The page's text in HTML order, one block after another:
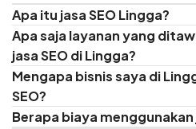
Apa itu jasa SEO Lingga?
Apa saja layanan yang
jasa SEO di Lingga?
Mengapa bisnis saya di
SEO?
Berapa biaya menggunakan